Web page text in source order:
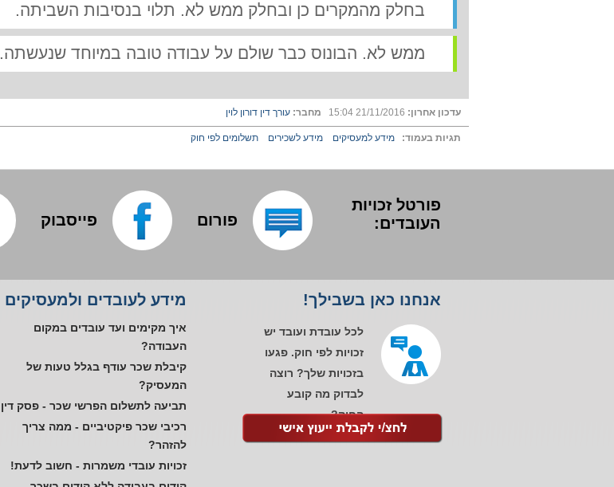
בחלק מהמקרים כן ובחלק ממש לא. תלוי בנסיבות השביתה.
ממש לא. הבונוס כבר שולם על עבודה טובה במיוחד שנעשתה.
עדכון אחרון: מחבר: עורך דין דורון לוין
תגיות בעמוד: מידע למעסיקים מידע לשכירים תשלומים לפי חוק
פורטל זכויות
העובדים:
פורום פייסבוק
אנחנו כאן בשבילך!
לכל עובדת ועובד יש
זכויות לפי חוק. פגעו
בזכויות שלך? רוצה
לבדוק מה קובע
החוק?
מידע לעובדים ולמעסיקים
איך מקימים ועד עובדים במקום
העבודה?
קיבלת שכר עודף בגלל טעות של
המעסיק?
תביעה לתשלום הפרשי שכר - פסק דין
רכיבי שכר פיקטיביים - ממה צריך
להזהר?
זכויות עובדי משמרות - חשוב לדעת!